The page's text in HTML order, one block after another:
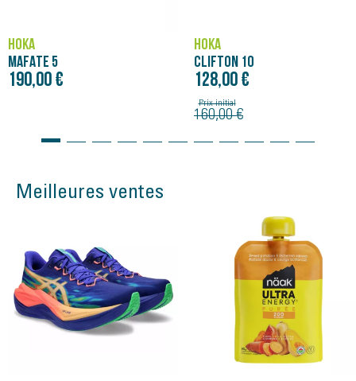
HOKA
MAFATE 5
190,00 €
HOKA
CLIFTON 10
128,00 €
Prix initial
160,00 €
Meilleures ventes